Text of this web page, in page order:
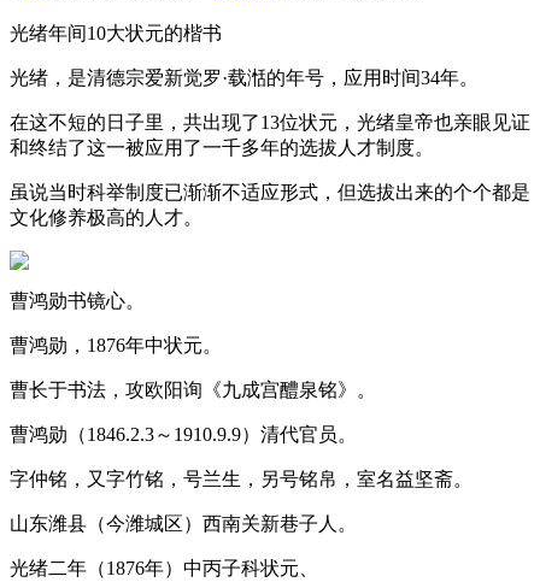
光绪年间10大状元的楷书
光绪，是清德宗爱新觉罗·载湉的年号，应用时间34年。
在这不短的日子里，共出现了13位状元，光绪皇帝也亲眼见证
和终结了这一被应用了一千多年的选拔人才制度。
虽说当时科举制度已渐渐不适应形式，但选拔出来的个个都是
文化修养极高的人才。
曹鸿勋书镜心。
曹鸿勋，1876年中状元。
曹长于书法，攻欧阳询《九成宫醴泉铭》。
曹鸿勋（1846.2.3～1910.9.9）清代官员。
字仲铭，又字竹铭，号兰生，另号铭帛，室名益坚斋。
山东潍县（今潍城区）西南关新巷子人。
光绪二年（1876年）中丙子科状元、